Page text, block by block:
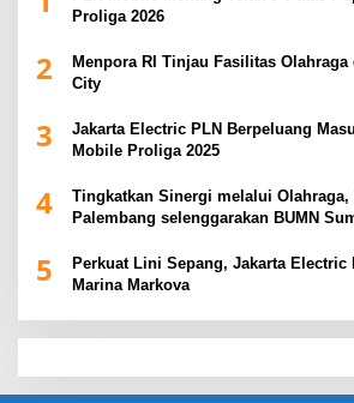
Proliga 2026
2
Menpora RI Tinjau Fasilitas
City
3
Jakarta Electric PLN Berpeluang
Mobile Proliga 2025
4
Tingkatkan Sinergi melalui Olahraga,
Palembang selenggarakan BUMN
5
Perkuat Lini Sepang, Jakarta Electric
Marina Markova
slot demo